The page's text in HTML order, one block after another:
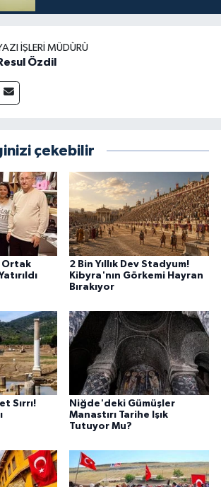
İŞLERI MÜDÜRÜ
Özdil
çekebilir
Ortak
2 Bin Yıllık Dev Stadyum!
Kibyra'nın Görkemi Hayran
Bırakıyor
Sırrı!
Niğde'deki Gümüşler
Manastırı Tarihe Işık
Tutuyor Mu?